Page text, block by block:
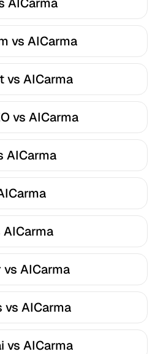
vs AICarma
vs AICarma
vs AICarma
AICarma
AICarma
AICarma
AICarma
vs AICarma